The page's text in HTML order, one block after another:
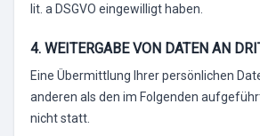
lit. a DSGVO eingewilligt haben.
4. WEITERGABE VON DATEN AN
Eine Übermittlung Ihrer persönlichen
anderen als den im Folgenden
nicht statt.